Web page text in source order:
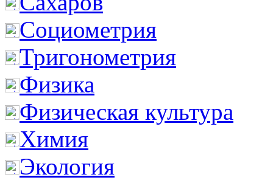
Социометрия
Тригонометрия
Физика
Физическая культура
Химия
Экология